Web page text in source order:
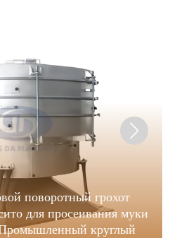
поворотный грохот
для просеивания муки
круглый